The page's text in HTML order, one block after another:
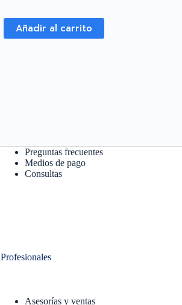
Añadir al carrito
Preguntas frecuentes
Medios de pago
Consultas
Profesionales
Asesorías y ventas